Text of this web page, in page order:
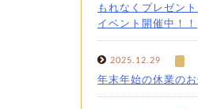
もれなくプレゼン
イベント開催中！！
2025.12.29
年末年始の休業の